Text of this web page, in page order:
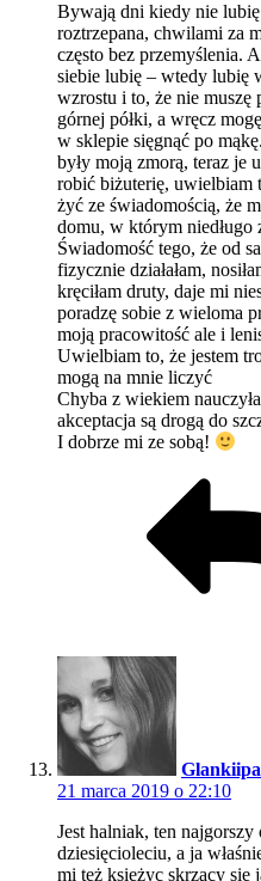
Bywają dni kiedy nie
roztrzepana, chwilami za
często bez przemyślenia.
siebie lubię – wtedy lubię
wzrostu i to, że nie muszę
górnej półki, a wręcz
w sklepie sięgnąć po
były moją zmorą, teraz je
robić biżuterię, uwielbiam
żyć ze świadomością, że
domu, w którym niedługo
Świadomość tego, że od
fizycznie działałam,
kręciłam druty, daje mi
poradzę sobie z wieloma
moją pracowitość ale i
Uwielbiam to, że jestem
mogą na mnie liczyć
Chyba z wiekiem
akceptacja są drogą do
I dobrze mi ze sobą!
21 marca 2019 o 22:10
Jest halniak, ten
dziesięcioleciu, a ja
mi też księżyc skrzący się